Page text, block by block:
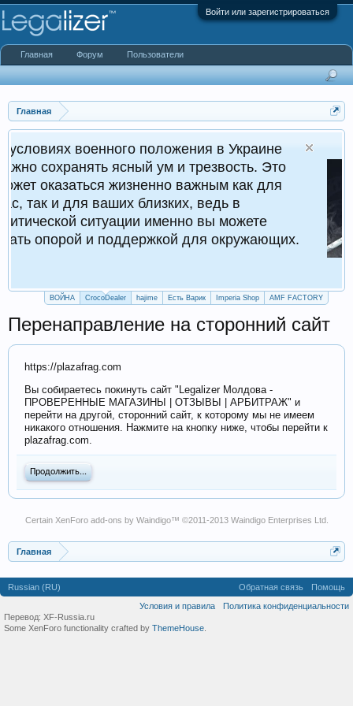
Войти или зарегистрироваться
Главная
положения в Украине
ясный ум и трезвость. Это
жизненно важным как для
близких, ведь в
именно вы можете
поддержкой для окружающих.
ВОЙНА CrocoDealer hajime Есть Варик Imperia Shop AMF FACTORY
Перенаправление на сторонний сайт
https://plazafrag.com
Вы собираетесь покинуть сайт "Legalizer Молдова -
ПРОВЕРЕННЫЕ МАГАЗИНЫ | ОТЗЫВЫ | АРБИТРАЖ" и
перейти на другой, сторонний сайт, к которому мы не имеем
никакого отношения. Нажмите на кнопку ниже, чтобы перейти к
plazafrag.com.
Продолжить...
Certain XenForo add-ons by Waindigo™ ©2011-2013 Waindigo Enterprises Ltd.
Главная
Главная Форум Пользователи
Russian (RU) Обратная связь
Помощь
Условия и правила
Политика конфиденциальности
Перевод: XF-Russia.ru
Some XenForo functionality crafted by ThemeHouse